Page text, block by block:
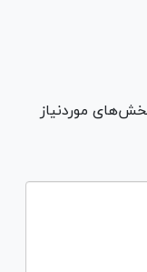
موردنیاز